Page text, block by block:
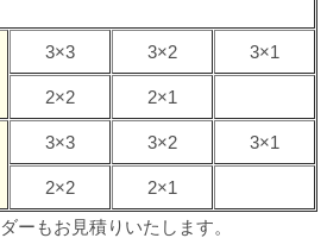
3×3 3×2 3×1
2×2 2×1
3×3 3×2 3×1
2×2
2×1
ーもお見積りいたします。